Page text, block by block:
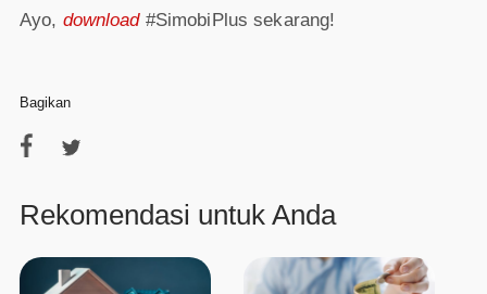
Ayo, download #SimobiPlus sekarang!
Bagikan
Rekomendasi untuk Anda